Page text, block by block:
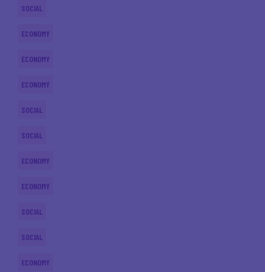
SOCIAL
ECONOMY
ECONOMY
ECONOMY
SOCIAL
SOCIAL
ECONOMY
ECONOMY
SOCIAL
SOCIAL
ECONOMY